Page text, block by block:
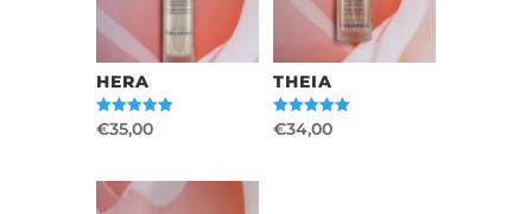
HERA
Valutato
5.00
€35,00
THEIA
Valutato
5.00
€34,00